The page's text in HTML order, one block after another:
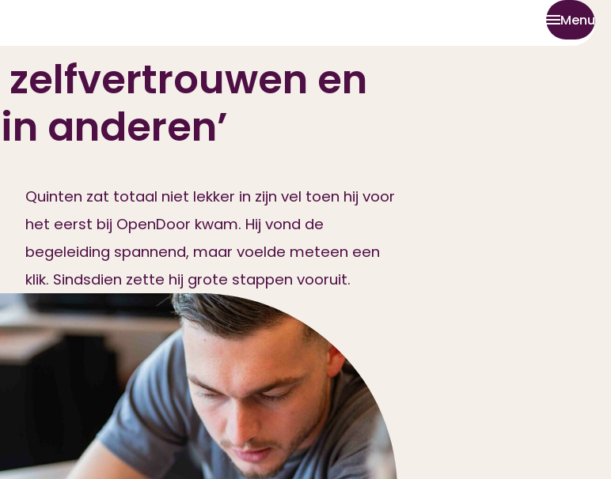
Menu
zelfvertrouwen en
in anderen’
Quinten zat totaal niet lekker in zijn vel toen hij voor
het eerst bij OpenDoor kwam. Hij vond de
begeleiding spannend, maar voelde meteen een
klik. Sindsdien zette hij grote stappen vooruit.